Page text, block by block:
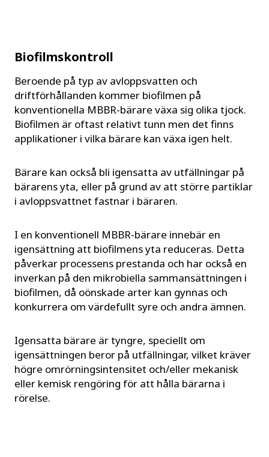
Biofilmskontroll
Beroende på typ av avloppsvatten och
driftförhållanden kommer biofilmen på
konventionella MBBR-bärare växa sig olika tjock.
Biofilmen är oftast relativt tunn men det finns
applikationer i vilka bärare kan växa igen helt.
Bärare kan också bli igensatta av utfällningar på
bärarens yta, eller på grund av att större partiklar
i avloppsvattnet fastnar i bäraren.
I en konventionell MBBR-bärare innebär en
igensättning att biofilmens yta reduceras. Detta
påverkar processens prestanda och har också en
inverkan på den mikrobiella sammansättningen i
biofilmen, då oönskade arter kan gynnas och
konkurrera om värdefullt syre och andra ämnen.
Igensatta bärare är tyngre, speciellt om
igensättningen beror på utfällningar, vilket kräver
högre omrörningsintensitet och/eller mekanisk
eller kemisk rengöring för att hålla bärarna i
rörelse.